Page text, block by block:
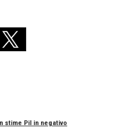
stime Pil in negativo